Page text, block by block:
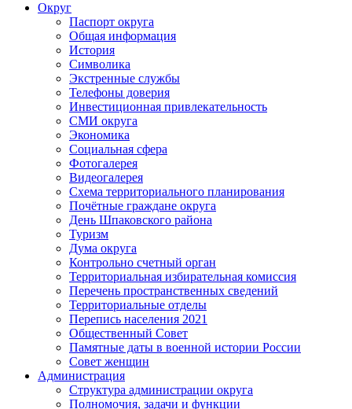
Округ
Паспорт округа
Общая информация
История
Символика
Экстренные службы
Телефоны доверия
Инвестиционная привлекательность
СМИ округа
Экономика
Социальная сфера
Фотогалерея
Видеогалерея
Схема территориального планирования
Почётные граждане округа
День Шпаковского района
Туризм
Дума округа
Контрольно счетный орган
Территориальная избирательная комиссия
Перечень пространственных сведений
Территориальные отделы
Перепись населения 2021
Общественный Совет
Памятные даты в военной истории России
Совет женщин
Администрация
Структура администрации округа
Полномочия, задачи и функции